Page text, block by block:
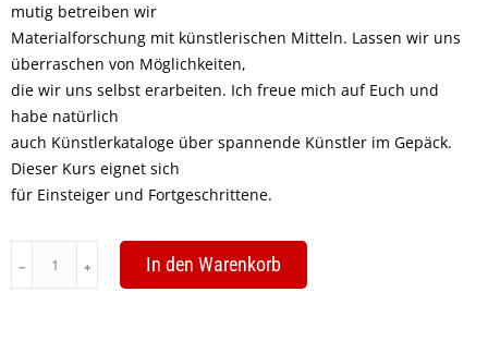
mutig betreiben wir
Materialforschung mit künstlerischen Mitteln. Lassen wir uns
überraschen von Möglichkeiten,
die wir uns selbst erarbeiten. Ich freue mich auf Euch und
habe natürlich
auch Künstlerkataloge über spannende Künstler im Gepäck.
Dieser Kurs eignet sich
für Einsteiger und Fortgeschrittene.
In den Warenkorb